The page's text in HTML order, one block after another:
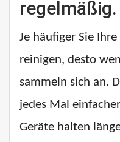
regelmäßig.
Je häufiger Sie
reinigen, desto
sammeln sich an.
jedes Mal
Geräte halten